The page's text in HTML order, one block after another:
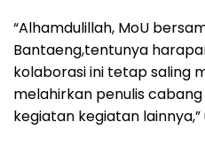
“Alhamdulillah, MoU
Bantaeng,tentunya
kolaborasi ini tetap saling
melahirkan penulis
kegiatan kegiatan lainnya,”